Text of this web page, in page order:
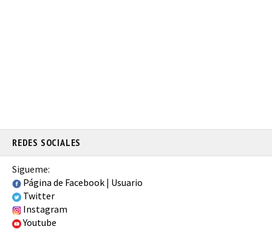
REDES SOCIALES
Sigueme:
Página de Facebook | Usuario
Twitter
Instagram
Youtube